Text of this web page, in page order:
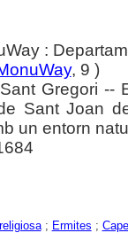
:
, 9 )
Gregori --
Sant Joan
un entorn
; Ermites ;